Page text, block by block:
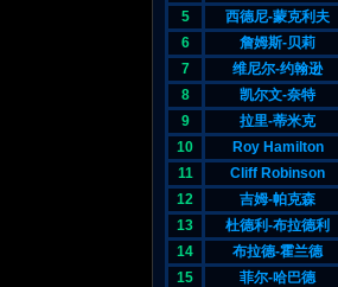
5
西德尼-蒙克利夫
6
詹姆斯-贝莉
7
维尼尔-约翰逊
8
凯尔文-奈特
9
拉里-蒂米克
10
Roy Hamilton
11
Cliff Robinson
12
吉姆-帕克森
13
杜德利-布拉德利
14
布拉德-霍兰德
15
菲尔-哈巴德